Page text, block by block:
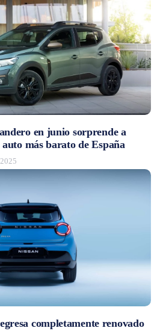
en junio sorprende a
más barato de España
completamente renovado